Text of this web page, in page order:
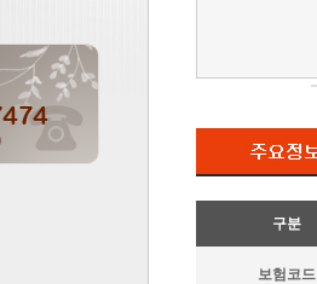
구분
보험코드